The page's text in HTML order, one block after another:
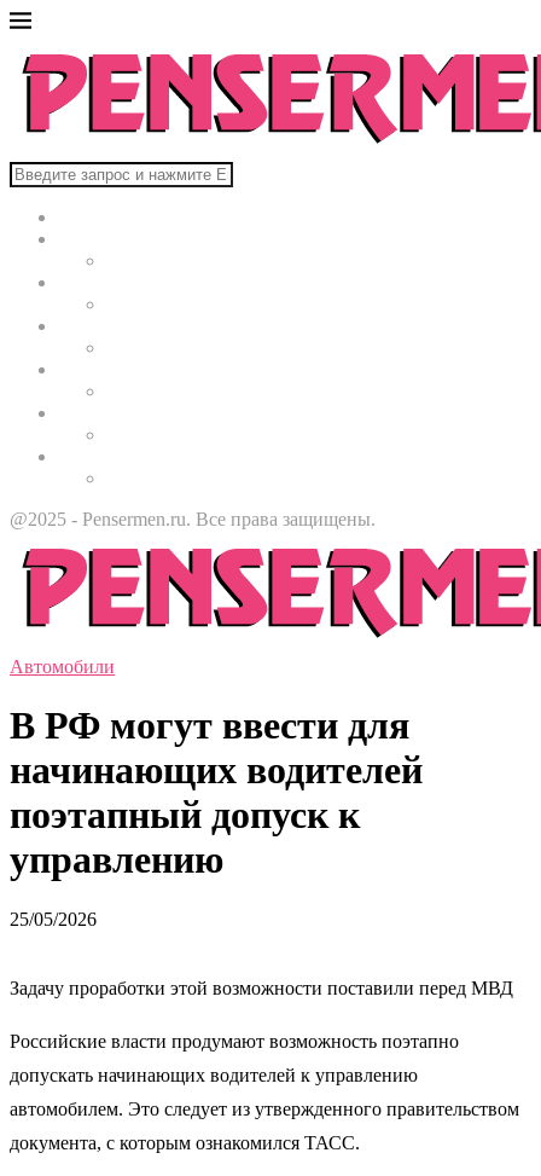
@2025 - Pensermen.ru. Все права защищены.
Автомобили
В РФ могут ввести для
начинающих водителей
поэтапный допуск к
управлению
25/05/2026
Задачу проработки этой возможности поставили перед МВД
Российские власти продумают возможность поэтапно
допускать начинающих водителей к управлению
автомобилем. Это следует из утвержденного правительством
документа, с которым ознакомился ТАСС.